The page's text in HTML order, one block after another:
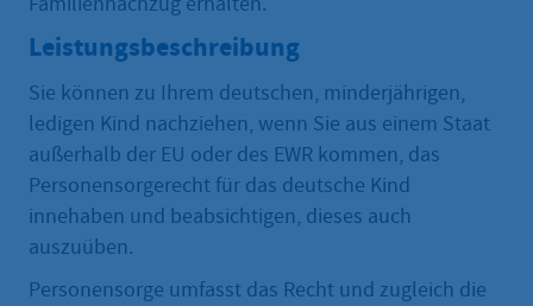
Leistungsbeschreibung
Sie können zu Ihrem deutschen, minderjährigen,
ledigen Kind nachziehen, wenn Sie aus einem Staat
außerhalb der EU oder des EWR kommen, das
Personensorgerecht für das deutsche Kind
innehaben und beabsichtigen, dieses auch
auszuüben.
Personensorge umfasst das Recht und zugleich die